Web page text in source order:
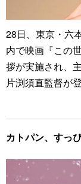
28日、東京・六
内で映画『この
拶が実施され、
片渕須直監督が登
カトパン、すっ